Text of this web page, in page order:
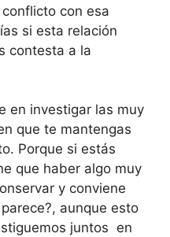
con esa
si esta relación
contesta a la
en investigar las muy
que te mantengas
Porque si estás
que haber algo muy
y conviene
aunque esto
juntos en